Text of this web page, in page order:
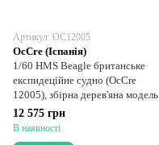
Артикул: OC12005
OcCre (Іспанія)
1/60 HMS Beagle британське
експидеційне судно (OcCre
12005), збірна дерев'яна модель
12 575 грн
В наявності